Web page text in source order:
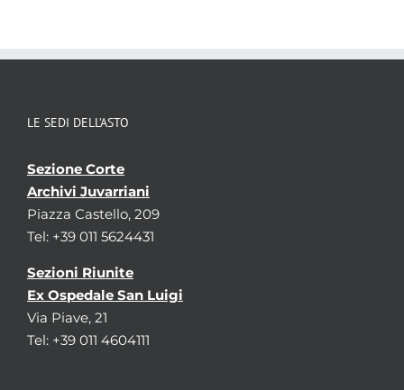
LE SEDI DELL’ASTO
Sezione Corte
Archivi Juvarriani
Piazza Castello, 209
Tel: +39 011 5624431
Sezioni Riunite
Ex Ospedale San Luigi
Via Piave, 21
Tel: +39 011 4604111